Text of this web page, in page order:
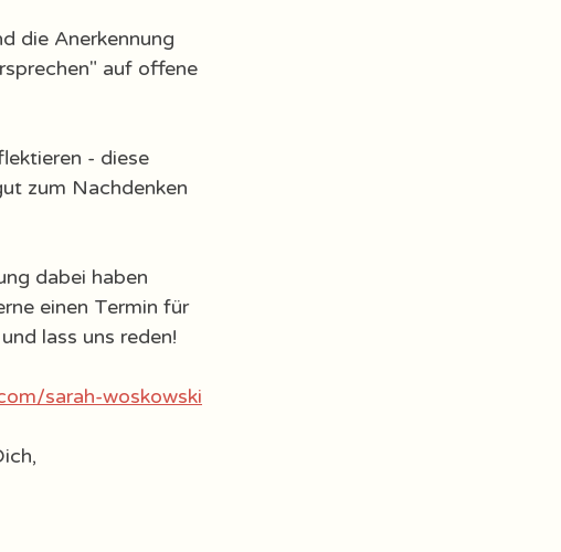
die Anerkennung
auf offene
- diese
zum Nachdenken
dabei haben
einen Termin für
lass uns reden!
sarah-woskowski